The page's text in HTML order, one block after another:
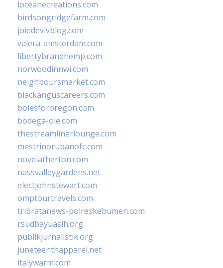
loceanecreations.com
birdsongridgefarm.com
joiedevivblog.com
valera-amsterdam.com
libertybrandhemp.com
norwoodinnwi.com
neighboursmarket.com
blackanguscareers.com
bolesfororegon.com
bodega-ole.com
thestreamlinerlounge.com
mestrinorubanofc.com
novelatherton.com
nassvalleygardens.net
electjohnstewart.com
omptourtravels.com
tribratanews-polreskebumen.com
rsudbayuasih.org
publikjurnalistik.org
juneteenthapparel.net
italywarm.com